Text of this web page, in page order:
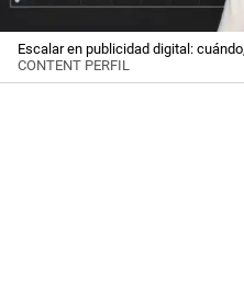
Escalar en publicidad digital:
CONTENT PERFIL